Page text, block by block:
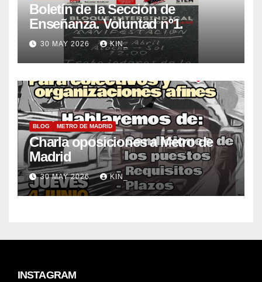
Boletín de la Sección de
Enseñanza. Voluntad nº1.
30 MAY 2026 KIN_
BLOG METRO DE MADRID
Charla oposiciones a Metro de
Madrid
30 MAY 2026 KIN_
INSTAGRAM